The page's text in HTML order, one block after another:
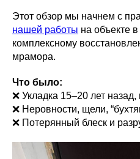
Этот обзор мы начнем с
нашей работы на объекте
комплексному
мрамора.
Что было:
❌ Укладка 15–20 лет
❌ Неровности, щели,
❌ Потерянный блеск и